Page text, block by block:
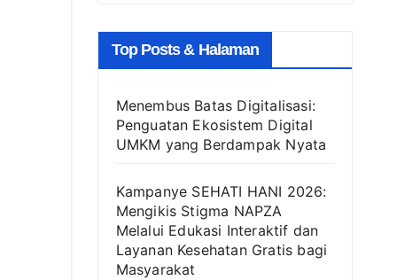
Top Posts & Halaman
Menembus Batas Digitalisasi:
Penguatan Ekosistem Digital
UMKM yang Berdampak Nyata
Kampanye SEHATI HANI 2026:
Mengikis Stigma NAPZA
Melalui Edukasi Interaktif dan
Layanan Kesehatan Gratis bagi
Masyarakat